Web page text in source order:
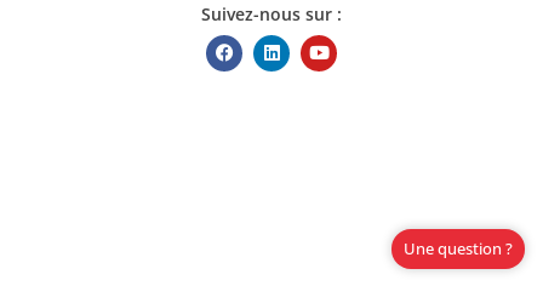
Une question ?
Suivez-nous sur :